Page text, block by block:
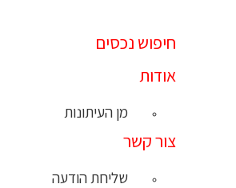
חיפוש נכסים
אודות
מן העיתונות
צור קשר
שליחת הודעה